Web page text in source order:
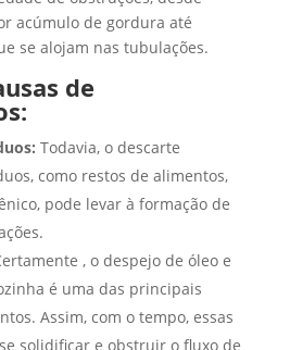
acúmulo de gordura até
se alojam nas tubulações.
de
Todavia, o descarte
como restos de alimentos,
pode levar à formação de
, o despejo de óleo e
é uma das principais
Assim, com o tempo, essas
solidificar e obstruir o fluxo de